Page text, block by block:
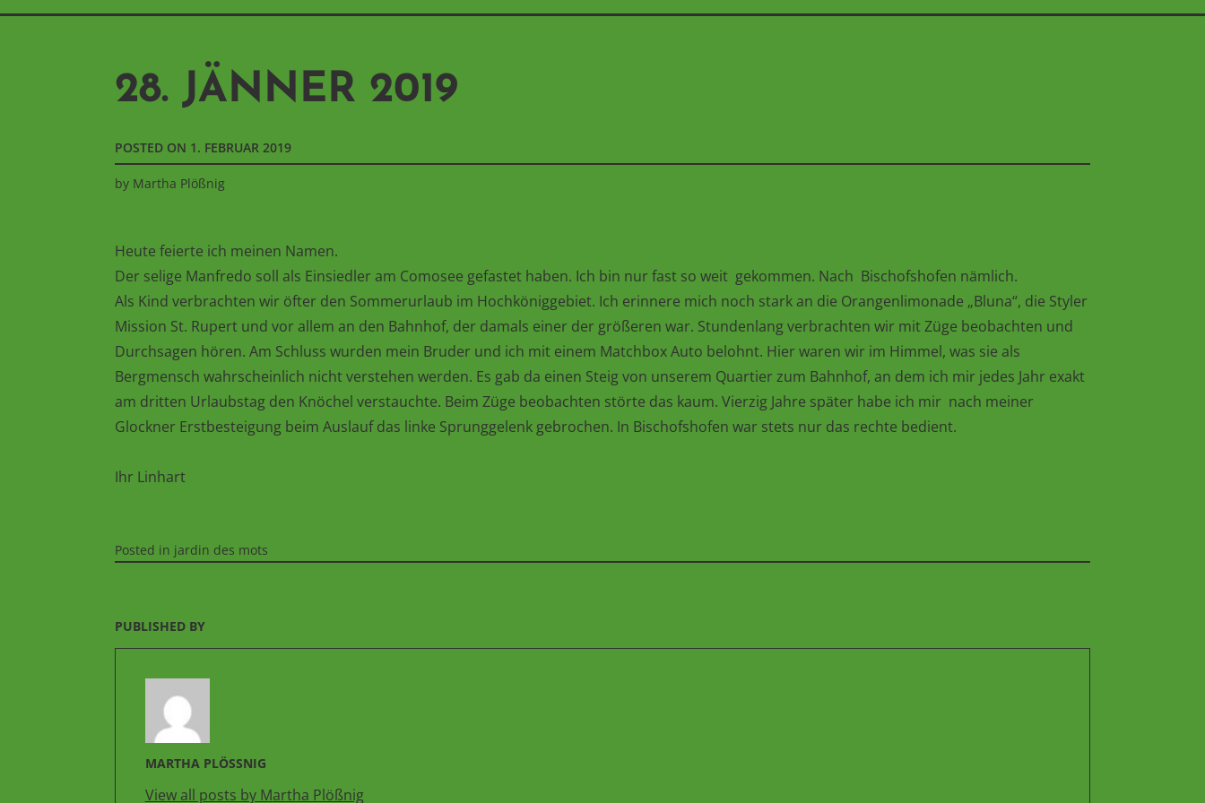
28. JÄNNER 2019
POSTED ON 1. FEBRUAR 2019
by Martha Plößnig
Heute feierte ich meinen Namen.
Der selige Manfredo soll als Einsiedler am Comosee gefastet haben. Ich bin nur fast so weit gekommen. Nach Bischofshofen nämlich.
Als Kind verbrachten wir öfter den Sommerurlaub im Hochköniggebiet. Ich erinnere mich noch stark an die Orangenlimonade „Bluna“, die Styler
Mission St. Rupert und vor allem an den Bahnhof, der damals einer der größeren war. Stundenlang verbrachten wir mit Züge beobachten und
Durchsagen hören. Am Schluss wurden mein Bruder und ich mit einem Matchbox Auto belohnt. Hier waren wir im Himmel, was sie als
Bergmensch wahrscheinlich nicht verstehen werden. Es gab da einen Steig von unserem Quartier zum Bahnhof, an dem ich mir jedes Jahr exakt
am dritten Urlaubstag den Knöchel verstauchte. Beim Züge beobachten störte das kaum. Vierzig Jahre später habe ich mir nach meiner
Glockner Erstbesteigung beim Auslauf das linke Sprunggelenk gebrochen. In Bischofshofen war stets nur das rechte bedient.
Ihr Linhart
Posted in jardin des mots
PUBLISHED BY
MARTHA PLÖSSNIG
View all posts by Martha Plößnig